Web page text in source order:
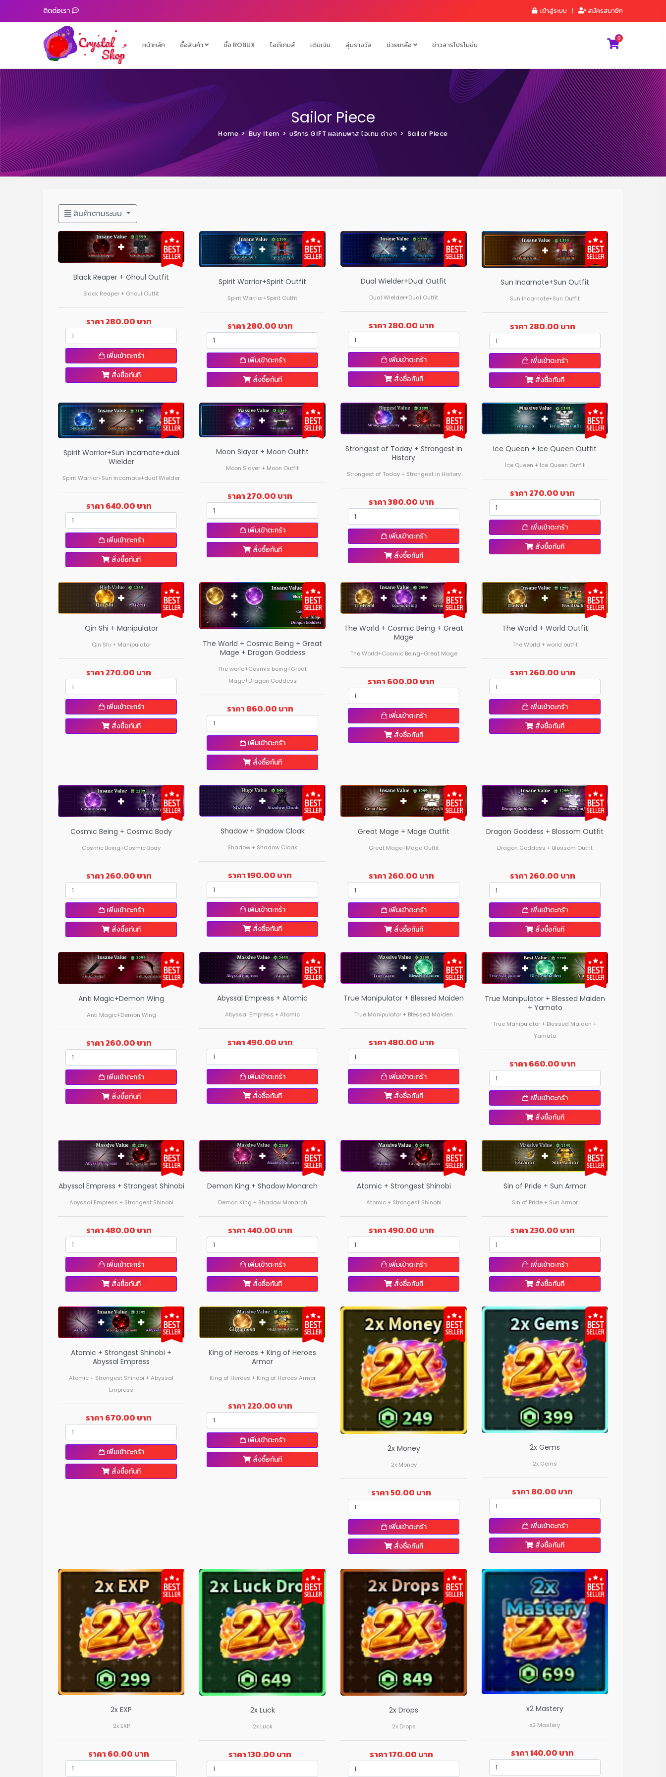
ติดต่อเรา เข้าสู่ระบบ | สมัครสมาชิก
หน้าหลัก ซื้อสินค้า ซื้อ ROBUX ไอดีเกมส์ เติมเงิน สุ่มรางวัล ช่วยเหลือ ข่าวสารโปรโมชั่น
0
Sailor Piece
Home Buy Item บริการ GIFT ผลเกมพาส ไอเทม ต่างๆ Sailor Piece
สินค้าตามระบบ
Black Reaper + Ghoul Outfit
Black Reaper + Ghoul Outfit
ราคา 280.00 บาท
เพิ่มเข้าตะกร้า
สั่งซื้อทันที
Spirit Warrior+Spirit Outfit
Spirit Warrior+Spirit Outfit
ราคา 280.00 บาท
เพิ่มเข้าตะกร้า
สั่งซื้อทันที
Dual Wielder+Dual Outfit
Dual Wielder+Dual Outfit
ราคา 280.00 บาท
เพิ่มเข้าตะกร้า
สั่งซื้อทันที
Sun Incarnate+Sun Outfit
Sun Incarnate+Sun Outfit
ราคา 280.00 บาท
เพิ่มเข้าตะกร้า
สั่งซื้อทันที
Spirit Warrior+Sun Incarnate+dual
Wielder
Spirit Warrior+Sun Incarnate+dual Wielder
ราคา 640.00 บาท
เพิ่มเข้าตะกร้า
สั่งซื้อทันที
Moon Slayer + Moon Outfit
Moon Slayer + Moon Outfit
ราคา 270.00 บาท
เพิ่มเข้าตะกร้า
สั่งซื้อทันที
Strongest of Today + Strongest in
History
Strongest of Today + Strongest in History
ราคา 380.00 บาท
เพิ่มเข้าตะกร้า
สั่งซื้อทันที
Ice Queen + Ice Queen Outfit
Ice Queen + Ice Queen Outfit
ราคา 270.00 บาท
เพิ่มเข้าตะกร้า
สั่งซื้อทันที
Qin Shi + Manipulator
Qin Shi + Manipulator
ราคา 270.00 บาท
เพิ่มเข้าตะกร้า
สั่งซื้อทันที
The World + Cosmic Being + Great
Mage + Dragon Goddess
The world+Cosmis being+Great
Mage+Dragon Goddess
ราคา 860.00 บาท
เพิ่มเข้าตะกร้า
สั่งซื้อทันที
The World + Cosmic Being + Great
Mage
The World+Cosmic Being+Great Mage
ราคา 600.00 บาท
เพิ่มเข้าตะกร้า
สั่งซื้อทันที
The World + World Outfit
The World + world outfit
ราคา 260.00 บาท
เพิ่มเข้าตะกร้า
สั่งซื้อทันที
Cosmic Being + Cosmic Body
Cosmic Being+Cosmic Body
ราคา 260.00 บาท
เพิ่มเข้าตะกร้า
สั่งซื้อทันที
Shadow + Shadow Cloak
Shadow + Shadow Cloak
ราคา 190.00 บาท
เพิ่มเข้าตะกร้า
สั่งซื้อทันที
Great Mage + Mage Outfit
Great Mage+Mage Outfit
ราคา 260.00 บาท
เพิ่มเข้าตะกร้า
สั่งซื้อทันที
Dragon Goddess + Blossom Outfit
Dragon Goddess + Blossom Outfit
ราคา 260.00 บาท
เพิ่มเข้าตะกร้า
สั่งซื้อทันที
Anti Magic+Demon Wing
Anti Magic+Demon Wing
ราคา 260.00 บาท
เพิ่มเข้าตะกร้า
สั่งซื้อทันที
Abyssal Empress + Atomic
Abyssal Empress + Atomic
ราคา 490.00 บาท
เพิ่มเข้าตะกร้า
สั่งซื้อทันที
True Manipulator + Blessed Maiden
True Manipulator + Blessed Maiden
ราคา 480.00 บาท
เพิ่มเข้าตะกร้า
สั่งซื้อทันที
True Manipulator + Blessed Maiden
+ Yamato
True Manipulator + Blessed Maiden +
Yamato
ราคา 660.00 บาท
เพิ่มเข้าตะกร้า
สั่งซื้อทันที
Abyssal Empress + Strongest Shinobi
Abyssal Empress + Strongest Shinobi
ราคา 480.00 บาท
เพิ่มเข้าตะกร้า
สั่งซื้อทันที
Demon King + Shadow Monarch
Demon King + Shadow Monarch
ราคา 440.00 บาท
เพิ่มเข้าตะกร้า
สั่งซื้อทันที
Atomic + Strongest Shinobi
Atomic + Strongest Shinobi
ราคา 490.00 บาท
เพิ่มเข้าตะกร้า
สั่งซื้อทันที
Sin of Pride + Sun Armor
Sin of Pride + Sun Armor
ราคา 230.00 บาท
เพิ่มเข้าตะกร้า
สั่งซื้อทันที
Atomic + Strongest Shinobi +
Abyssal Empress
Atomic + Strongest Shinobi + Abyssal
Empress
ราคา 670.00 บาท
เพิ่มเข้าตะกร้า
สั่งซื้อทันที
King of Heroes + King of Heroes
Armor
King of Heroes + King of Heroes Armor
ราคา 220.00 บาท
เพิ่มเข้าตะกร้า
สั่งซื้อทันที
2x Money
2x Money
ราคา 50.00 บาท
เพิ่มเข้าตะกร้า
สั่งซื้อทันที
2x Gems
2x Gems
ราคา 80.00 บาท
เพิ่มเข้าตะกร้า
สั่งซื้อทันที
2x EXP
2x EXP
ราคา 60.00 บาท
2x Luck
2x Luck
ราคา 130.00 บาท
2x Drops
2x Drops
ราคา 170.00 บาท
x2 Mastery
x2 Mastery
ราคา 140.00 บาท